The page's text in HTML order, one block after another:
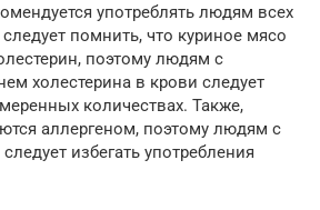
употреблять людям всех
помнить, что куриное мясо
поэтому людям с
холестерина в крови следует
количествах. Также,
аллергеном, поэтому людям с
избегать употребления